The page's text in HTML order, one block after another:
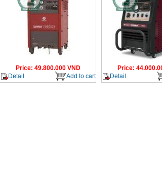
Price: 49.800.000 VND
Detail
Add to cart
Price:
Detail